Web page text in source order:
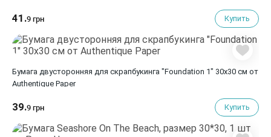
41.9 грн Купить
Бумага двусторонняя для скрапбукинга "Foundation 1" 30х30 см от
Authentique Paper
39.9 грн Купить